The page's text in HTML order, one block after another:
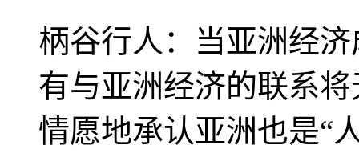
柄谷行人：当亚洲经
有与亚洲经济的联系
情愿地承认亚洲也是“